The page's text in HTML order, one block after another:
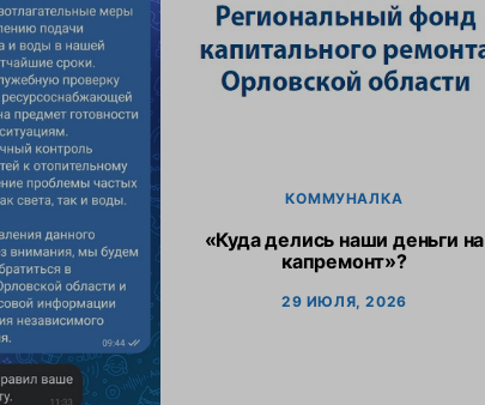
КОММУНАЛКА
«Куда делись наши деньги на
капремонт»?
29 ИЮЛЯ, 2026